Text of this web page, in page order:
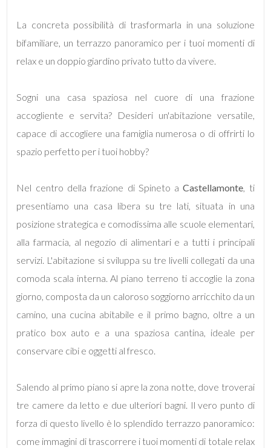
La concreta possibilità di trasformarla in una soluzione
bifamiliare, un terrazzo panoramico per i tuoi momenti di
relax e un doppio giardino privato tutto da vivere.
Sogni una casa spaziosa nel cuore di una frazione
accogliente e servita? Desideri un'abitazione versatile,
capace di accogliere una famiglia numerosa o di offrirti lo
spazio perfetto per i tuoi hobby?
Nel centro della frazione di Spineto aCastellamonte, ti
presentiamo una casa libera su tre lati, situata in una
posizione strategica e comodissima alle scuole elementari,
alla farmacia, al negozio di alimentari e a tutti i principali
servizi. L'abitazione si sviluppa su tre livelli collegati da una
comoda scala interna. Al piano terreno ti accoglie la zona
giorno, composta da un caloroso soggiorno arricchito da un
camino, una cucina abitabile e il primo bagno, oltre a un
pratico box auto e a una spaziosa cantina, ideale per
conservare cibi e oggetti al fresco.
Salendo al primo piano si apre la zona notte, dove troverai
tre camere da letto e due ulteriori bagni. Il vero punto di
forza di questo livello è lo splendido terrazzo panoramico:
come immagini di trascorrere i tuoi momenti di totale relax
Totale
Locali
minimi
Qualsiasi
1